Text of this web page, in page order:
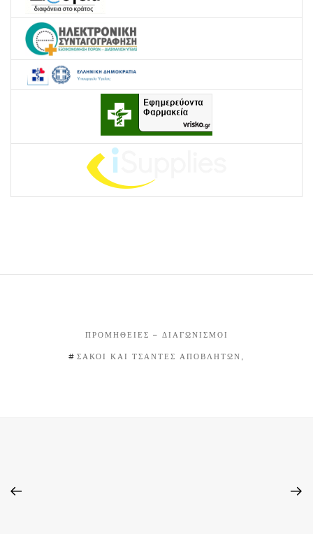
ΠΡΟΜΉΘΕΙΕΣ – ΔΙΑΓΩΝΙΣΜΟΊ
ΣΑΚΟΙ ΚΑΙ ΤΣΑΝΤΕΣ ΑΠΟΒΛΗΤΩΝ,